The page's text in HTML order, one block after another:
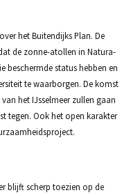
het Buitendijks Plan. De
de zonne-atollen in Natura-
beschermde status hebben en
te waarborgen. De komst
het IJsselmeer zullen gaan
tegen. Ook het open karakter
blijft scherp toezien op de